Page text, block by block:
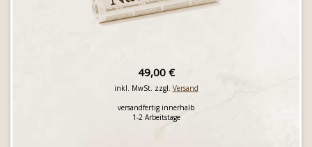
49,00 €
inkl. MwSt. zzgl. Versand
versandfertig innerhalb
1-2 Arbeitstage